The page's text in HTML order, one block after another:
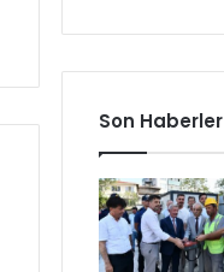
Son Haberler